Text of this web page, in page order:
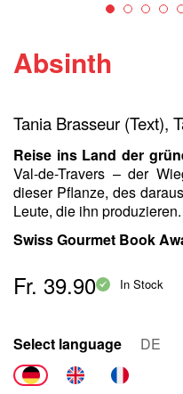
Absinth
Tania Brasseur (Text),
Reise ins Land der
Val-de-Travers – der
dieser Pflanze, des
Leute, die ihn produzieren.
Swiss Gourmet Book
Fr. 39.90 In Stock
Select language DE